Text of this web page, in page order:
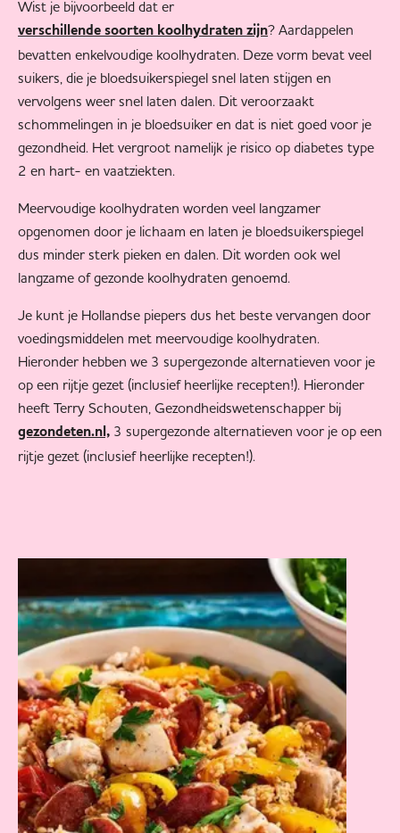
Wist je bijvoorbeeld dat er
verschillende soorten koolhydraten zijn? Aardappelen
bevatten enkelvoudige koolhydraten. Deze vorm bevat veel
suikers, die je bloedsuikerspiegel snel laten stijgen en
vervolgens weer snel laten dalen. Dit veroorzaakt
schommelingen in je bloedsuiker en dat is niet goed voor je
gezondheid. Het vergroot namelijk je risico op diabetes type
2 en hart- en vaatziekten.
Meervoudige koolhydraten worden veel langzamer
opgenomen door je lichaam en laten je bloedsuikerspiegel
dus minder sterk pieken en dalen. Dit worden ook wel
langzame of gezonde koolhydraten genoemd.
Je kunt je Hollandse piepers dus het beste vervangen door
voedingsmiddelen met meervoudige koolhydraten.
Hieronder hebben we 3 supergezonde alternatieven voor je
op een rijtje gezet (inclusief heerlijke recepten!). Hieronder
heeft Terry Schouten, Gezondheidswetenschapper bij
gezondeten.nl, 3 supergezonde alternatieven voor je op een
rijtje gezet (inclusief heerlijke recepten!).